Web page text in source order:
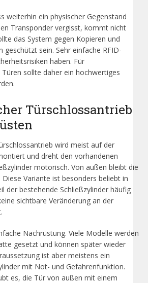
weiterhin ein physischer Gegenstand
Transponder vergisst, kommt nicht
das System gegen Kopieren und
geschützt sein. Sehr einfache RFID-
haben. Für
sollte daher ein hochwertiges
Türschlossantrieb
wird meist auf der
und dreht den vorhandenen
motorisch. Von außen bleibt die
Variante ist besonders beliebt in
der bestehende Schließzylinder häufig
sichtbare Veränderung an der
Nachrüstung. Viele Modelle werden
gesetzt und können später wieder
ist aber meistens ein
mit Not- und Gefahrenfunktion.
es, die Tür von außen mit einem